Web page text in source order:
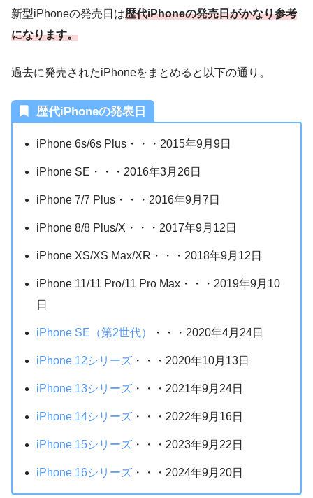
新型iPhoneの発売日は歴代iPhoneの発売日がかなり参考
になります。
過去に発売されたiPhoneをまとめると以下の通り。
歴代iPhoneの発表日
iPhone 6s/6s Plus・・・2015年9月9日
iPhone SE・・・2016年3月26日
iPhone 7/7 Plus・・・2016年9月7日
iPhone 8/8 Plus/X・・・2017年9月12日
iPhone XS/XS Max/XR・・・2018年9月12日
iPhone 11/11 Pro/11 Pro Max・・・2019年9月10
日
iPhone SE（第2世代） ・・・2020年4月24日
iPhone 12シリーズ ・・・2020年10月13日
iPhone 13シリーズ ・・・2021年9月24日
iPhone 14シリーズ ・・・2022年9月16日
iPhone 15シリーズ ・・・2023年9月22日
iPhone 16シリーズ ・・・2024年9月20日